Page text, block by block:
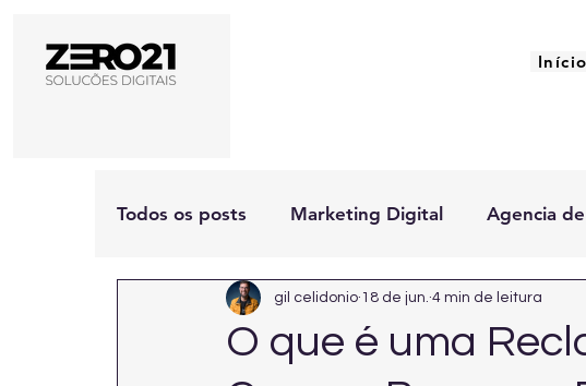
Início
Todos os posts Marketing Digital Agencia
O que é uma
gil celidonio 18 de jun. 4 min de leitura